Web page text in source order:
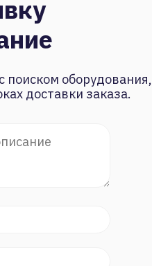
оборудования,
доставки заказа.